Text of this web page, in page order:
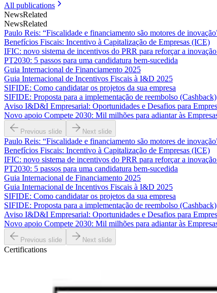
All publications
NewsRelated
NewsRelated
Paulo Reis: “Fiscalidade e financiamento são motores de
Benefícios Fiscais: Incentivo à Capitalização de Empresas (ICE)
IFIC: novo sistema de incentivos do PRR para reforçar a
PT2030: 5 passos para uma candidatura bem-sucedida
Guia Internacional de Financiamento 2025
Guia Internacional de Incentivos Fiscais à I&D 2025
SIFIDE: Como candidatar os projetos da sua empresa
SIFIDE: Proposta para a implementação de reembolso (Cashback)
Aviso I&D&I Empresarial: Oportunidades e Desafios para
Novo apoio Compete 2030: Mil milhões para adiantar às
Previous slide Next slide
Paulo Reis: “Fiscalidade e financiamento são motores de
Benefícios Fiscais: Incentivo à Capitalização de Empresas (ICE)
IFIC: novo sistema de incentivos do PRR para reforçar a
PT2030: 5 passos para uma candidatura bem-sucedida
Guia Internacional de Financiamento 2025
Guia Internacional de Incentivos Fiscais à I&D 2025
SIFIDE: Como candidatar os projetos da sua empresa
SIFIDE: Proposta para a implementação de reembolso (Cashback)
Aviso I&D&I Empresarial: Oportunidades e Desafios para
Novo apoio Compete 2030: Mil milhões para adiantar às
Previous slide Next slide
Certifications